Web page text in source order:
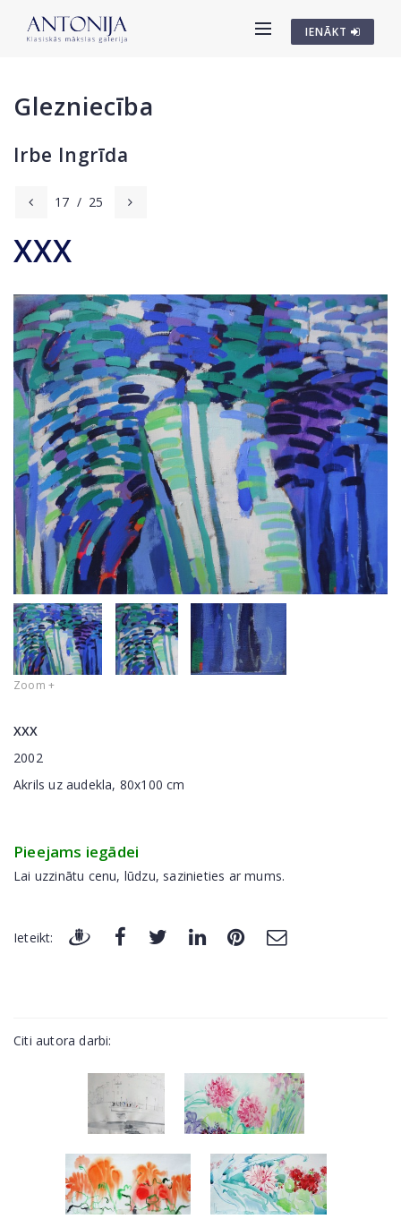
IENĀKT
Glezniecība
Irbe Ingrīda
17 / 25
XXX
Zoom +
XXX
2002
Akrils uz audekla, 80x100 cm
Pieejams iegādei
Lai uzzinātu cenu, lūdzu, sazinieties ar mums.
Ieteikt:
Citi autora darbi: